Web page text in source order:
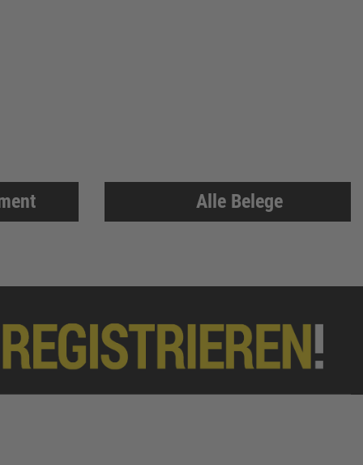
Alle Belege